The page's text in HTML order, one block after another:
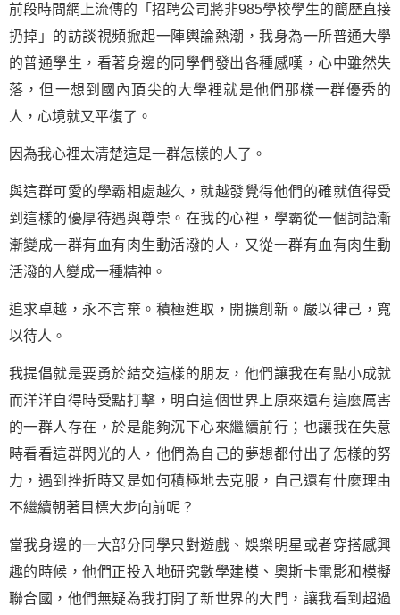
前段時間網上流傳的「招聘公司將非985學校學生的簡歷直接
扔掉」的訪談視頻掀起一陣輿論熱潮，我身為一所普通大學
的普通學生，看著身邊的同學們發出各種感嘆，心中雖然失
落，但一想到國內頂尖的大學裡就是他們那樣一群優秀的
人，心境就又平復了。
因為我心裡太清楚這是一群怎樣的人了。
與這群可愛的學霸相處越久，就越發覺得他們的確就值得受
到這樣的優厚待遇與尊崇。在我的心裡，學霸從一個詞語漸
漸變成一群有血有肉生動活潑的人，又從一群有血有肉生動
活潑的人變成一種精神。
追求卓越，永不言棄。積極進取，開擴創新。嚴以律己，寬
以待人。
我提倡就是要勇於結交這樣的朋友，他們讓我在有點小成就
而洋洋自得時受點打擊，明白這個世界上原來還有這麼厲害
的一群人存在，於是能夠沉下心來繼續前行；也讓我在失意
時看看這群閃光的人，他們為自己的夢想都付出了怎樣的努
力，遇到挫折時又是如何積極地去克服，自己還有什麼理由
不繼續朝著目標大步向前呢？
當我身邊的一大部分同學只對遊戲、娛樂明星或者穿搭感興
趣的時候，他們正投入地研究數學建模、奧斯卡電影和模擬
聯合國，他們無疑為我打開了新世界的大門，讓我看到超過